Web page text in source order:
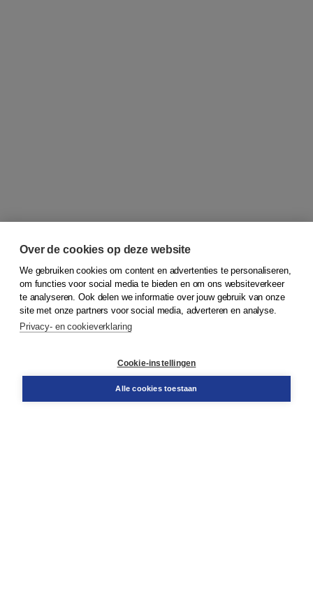
© 2026Koninklijke Boom uitgevers
Bestellen
Over de cookies op deze website
We gebruiken cookies om content en advertenties te personaliseren,
om functies voor social media te bieden en om ons websiteverkeer
te analyseren. Ook delen we informatie over jouw gebruik van onze
site met onze partners voor social media, adverteren en analyse.
Privacy- en cookieverklaring
Cookie-instellingen
Alle cookies toestaan